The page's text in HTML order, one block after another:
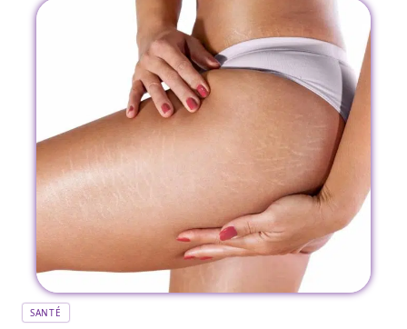
SANTÉ